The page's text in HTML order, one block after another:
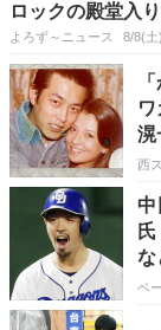
ロックの殿堂入
よろず～ニュース 8/8(
滉
な
西
中
な
ベ